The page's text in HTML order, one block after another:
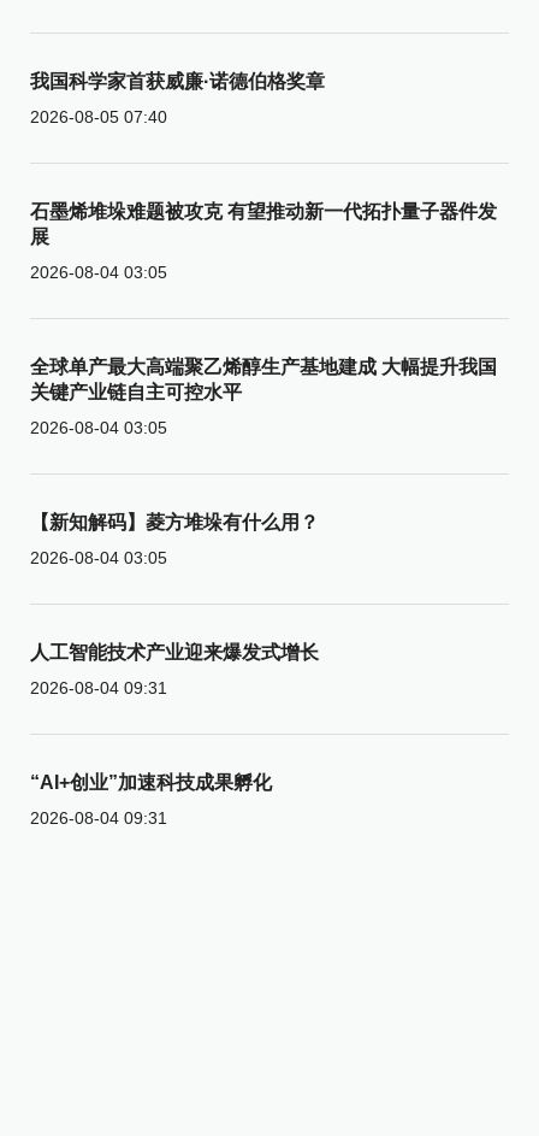
我国科学家首获威廉·诺德伯格奖章
2026-08-05 07:40
石墨烯堆垛难题被攻克 有望推动新一代拓扑量子器件发
展
2026-08-04 03:05
全球单产最大高端聚乙烯醇生产基地建成 大幅提升我国
关键产业链自主可控水平
2026-08-04 03:05
【新知解码】菱方堆垛有什么用？
2026-08-04 03:05
人工智能技术产业迎来爆发式增长
2026-08-04 09:31
“AI+创业”加速科技成果孵化
2026-08-04 09:31